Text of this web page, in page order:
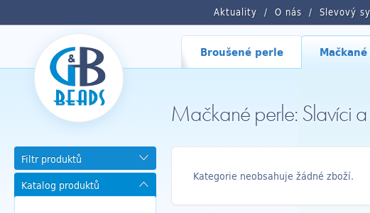
Aktuality O nás Slevový
Broušené perle
Mačkané perle: Slavíci
Filtr produktů
Katalog produktů
Kategorie neobsahuje žádné zboží.